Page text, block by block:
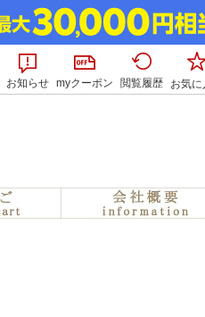
お知らせ myクーポン 閲覧履歴 お気に